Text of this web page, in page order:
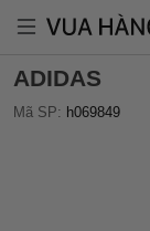
ADIDAS
Mã SP: h069849